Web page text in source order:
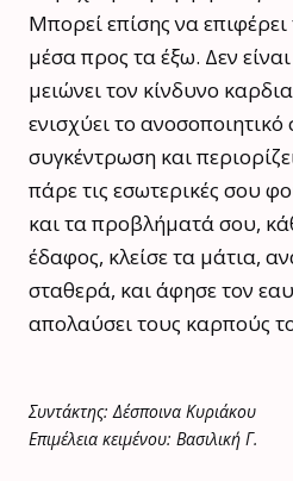
Μπορεί επίσης να
μέσα προς τα έξω. Δεν
μειώνει τον κίνδυνο
ενισχύει το
συγκέντρωση και
πάρε τις εσωτερικές σου
και τα προβλήματά σου,
έδαφος, κλείσε τα μάτια,
σταθερά, και άφησε τον
απολαύσει τους καρπούς
Συντάκτης: Δέσποινα Κυριάκου
Επιμέλεια κειμένου: Βασιλική Γ.